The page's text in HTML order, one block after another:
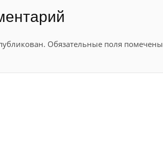
Обязательные поля помечены